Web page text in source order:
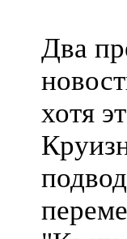
Два
хотя